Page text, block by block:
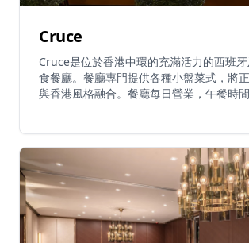
Cruce
Cruce是位於香港中環的充滿活力的西班
食餐廳。餐廳專門提供各種小盤菜式，將
與香港風格融合。餐廳每日營業，午餐時
牙精神帶到中環心臟地帶，提供融合西班
統的美妙用餐體驗。